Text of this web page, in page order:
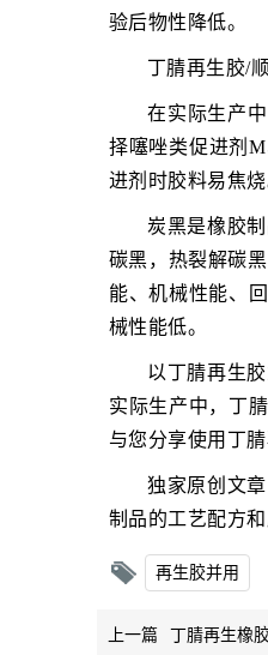
验后物性降低。
丁腈再生胶/
在实际生产
择噻唑类促进剂
进剂时胶料易焦烧
炭黑是橡胶
碳黑，热裂解碳
能、机械性能、
械性能低。
以丁腈再生
实际生产中，丁
与您分享使用丁
独家原创文
制品的工艺配方
再生胶并用
上一篇 丁腈再生橡